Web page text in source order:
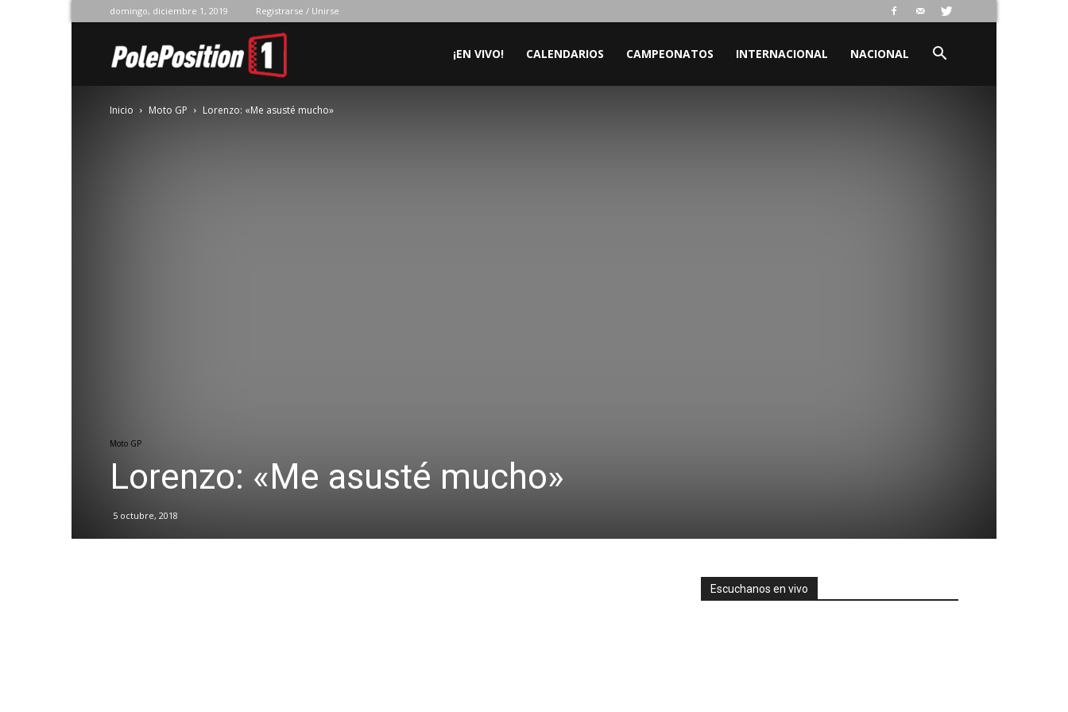
domingo, diciembre 1, 2019 Registrarse / Unirse
Position
¡EN VIVO! CALENDARIOS CAMPEONATOS INTERNACIONAL NACIONAL
Inicio Moto GP Lorenzo: «Me asusté mucho»
Moto GP
Lorenzo: «Me asusté mucho»
5 octubre, 2018
Escuchanos en vivo